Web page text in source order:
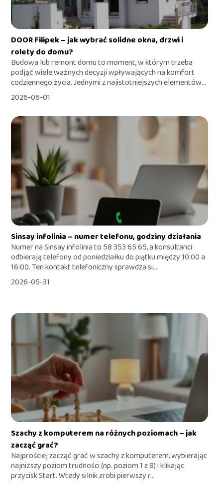
DOOR Filipek – jak wybrać solidne okna, drzwi i
rolety do domu?
Budowa lub remont domu to moment, w którym trzeba
podjąć wiele ważnych decyzji wpływających na komfort
codziennego życia. Jednymi z najistotniejszych elementów...
2026-06-01
Sinsay infolinia – numer telefonu, godziny działania
Numer na Sinsay infolinia to 58 353 65 65, a konsultanci
odbierają telefony od poniedziałku do piątku między 10:00 a
16:00. Ten kontakt telefoniczny sprawdza si...
2026-05-31
Szachy z komputerem na różnych poziomach – jak
zacząć grać?
Najprościej zacząć grać w szachy z komputerem, wybierając
najniższy poziom trudności (np. poziom 1 z 8) i klikając
przycisk Start. Wtedy silnik zrobi pierwszy r...